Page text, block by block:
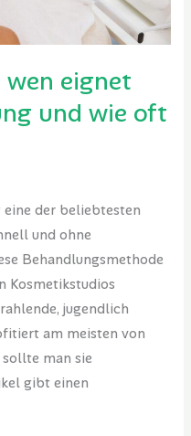
eignet
und wie oft
der beliebtesten
und ohne
Behandlungsmethode
Kosmetikstudios
jugendlich
am meisten von
man sie
gibt einen